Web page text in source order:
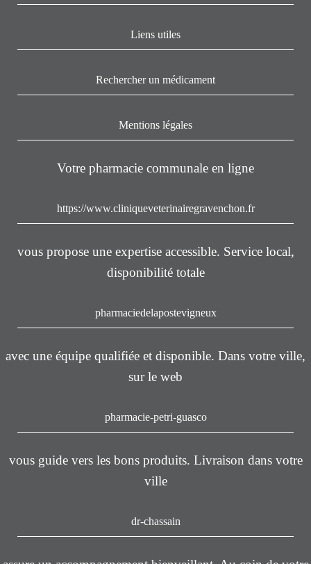
Liens utiles
Rechercher un médicament
Mentions légales
Votre pharmacie communale en ligne
https://www.cliniqueveterinairegravenchon.fr
vous propose une expertise accessible. Service local,
disponibilité totale
pharmaciedelapostevigneux
avec une équipe qualifiée et disponible. Dans votre ville,
sur le web
pharmacie-petri-guasco
vous guide vers les bons produits. Livraison dans votre
ville
dr-chassain